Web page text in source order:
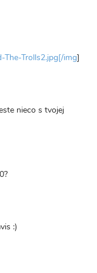
The-Trolls2.jpg[/img]
nieco s tvojej
:)